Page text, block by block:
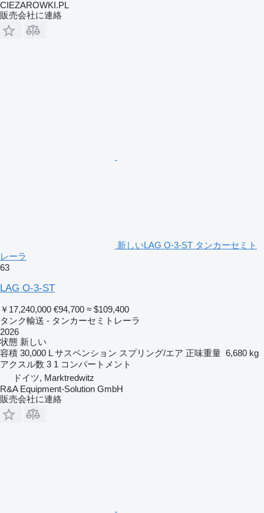
CIEZAROWKI.PL
販売会社に連絡
新しいLAG O-3-ST タンカーセミト
レーラ
63
LAG O-3-ST
￥17,240,000 €94,700 ≈ $109,400
タンク輸送 - タンカーセミトレーラ
2026
状態 新しい
容積 30,000 L サスペンション スプリング/エア 正味重量 6,680 kg
アクスル数 3 1 コンパートメント
ドイツ, Marktredwitz
R&A Equipment-Solution GmbH
販売会社に連絡